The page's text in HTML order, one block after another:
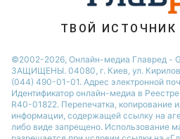
ТВОЙ ИСТОЧНИК
©2002-2026, Онлайн-медиа Главред -
ЗАЩИЩЕНЫ. 04080, г. Киев, ул.
(044) 490-01-01. Адрес электронной
Идентификатор онлайн-медиа в
R40-01822. Перепечатка, копирование
информации, содержащей ссылку на
либо виде запрещено. Использование